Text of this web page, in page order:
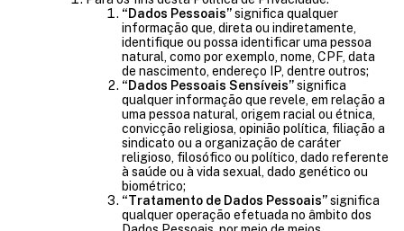
“Dados Pessoais”significa qualquer
informação que, direta ou indiretamente,
identifique ou possa identificar uma pessoa
natural, como por exemplo, nome, CPF, data
de nascimento, endereço IP, dentre outros;
“Dados Pessoais Sensíveis”significa
qualquer informação que revele, em relação a
uma pessoa natural, origem racial ou étnica,
convicção religiosa, opinião política, filiação a
sindicato ou a organização de caráter
religioso, filosófico ou político, dado referente
à saúde ou à vida sexual, dado genético ou
biométrico;
“Tratamento de Dados Pessoais”significa
qualquer operação efetuada no âmbito dos